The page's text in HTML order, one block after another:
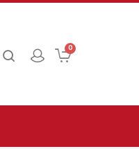
0